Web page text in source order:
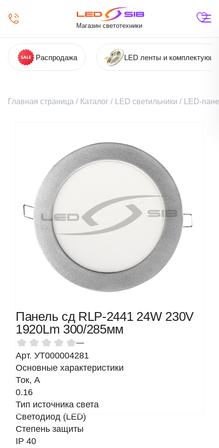
Магазин светотехники
Распродажа LED ленты и
Главная страница / Каталог / LED светильники / LED-
Панель сд RLP-2441 24W 230V
1920Lm 300/285мм
—
Арт. УТ000004281
Основные характеристики
Ток, A
0.16
Тип источника света
Светодиод (LED)
Степень защиты
IP 40